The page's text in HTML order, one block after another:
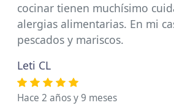
cocinar tienen muchísimo
alergias alimentarias. En mi
pescados y mariscos.
Leti CL
Hace 2 años y 9 meses